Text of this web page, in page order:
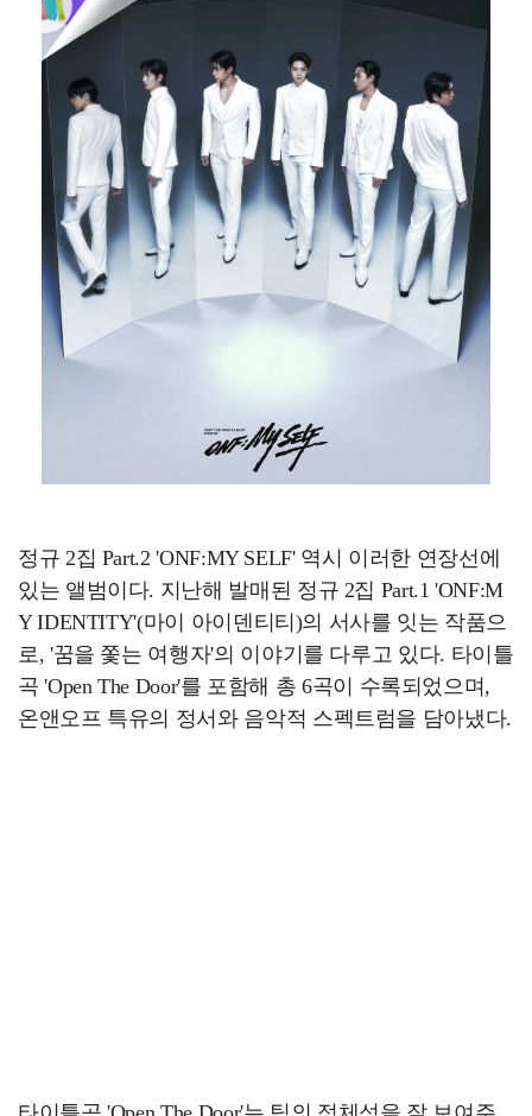
정규 2집 Part.2 'ONF:MY SELF' 역시 이러한 연장선에
있는 앨범이다. 지난해 발매된 정규 2집 Part.1 'ONF:M
Y IDENTITY'(마이 아이덴티티)의 서사를 잇는 작품으
로, '꿈을 쫓는 여행자'의 이야기를 다루고 있다. 타이틀
곡 'Open The Door'를 포함해 총 6곡이 수록되었으며,
온앤오프 특유의 정서와 음악적 스펙트럼을 담아냈다.